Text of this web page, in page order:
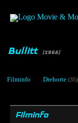
Bullitt [1968]
Filminfo Drehorte (35)
Filminfo